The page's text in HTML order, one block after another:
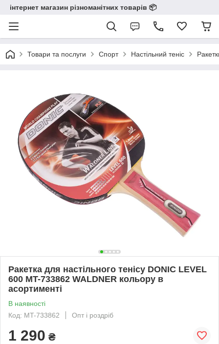
інтернет магазин різноманітних товарів 📦️️️️️️
Товари та послуги Спорт Настільний теніс
Ракетка для настільного тенісу DONIC LEVEL
600 MT-733862 WALDNER кольору в
асортименті
В наявності
Код: MT-733862
Опт і роздріб
1 290 ₴